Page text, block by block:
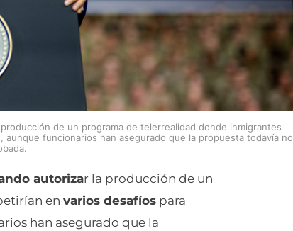
de un programa de telerrealidad donde inmigrantes
funcionarios han asegurado que la propuesta todavía no
autorizar la producción de un
en varios desafíos para
han asegurado que la